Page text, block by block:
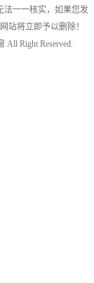
法一一核实，如果您发
站将立即予以删除！
All Right Reserved.